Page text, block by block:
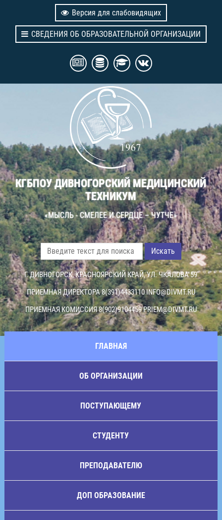
Версия для слабовидящих
СВЕДЕНИЯ ОБ ОБРАЗОВАТЕЛЬНОЙ ОРГАНИЗАЦИИ
КГБПОУ ДИВНОГОРСКИЙ МЕДИЦИНСКИЙ
ТЕХНИКУМ
«МЫСЛЬ - СМЕЛЕЕ И СЕРДЦЕ – ЧУТЧЕ»
Искать
Г. ДИВНОГОРСК, КРАСНОЯРСКИЙ КРАЙ, УЛ. ЧКАЛОВА 59
ПРИЕМНАЯ ДИРЕКТОРА 8(391)4433110INFO@DIVMT.RU
ПРИЕМНАЯ КОМИССИЯ 8(902)9104459PRIEM@DIVMT.RU
ГЛАВНАЯ
ОБ ОРГАНИЗАЦИИ
ПОСТУПАЮЩЕМУ
СТУДЕНТУ
ПРЕПОДАВАТЕЛЮ
ДОП ОБРАЗОВАНИЕ